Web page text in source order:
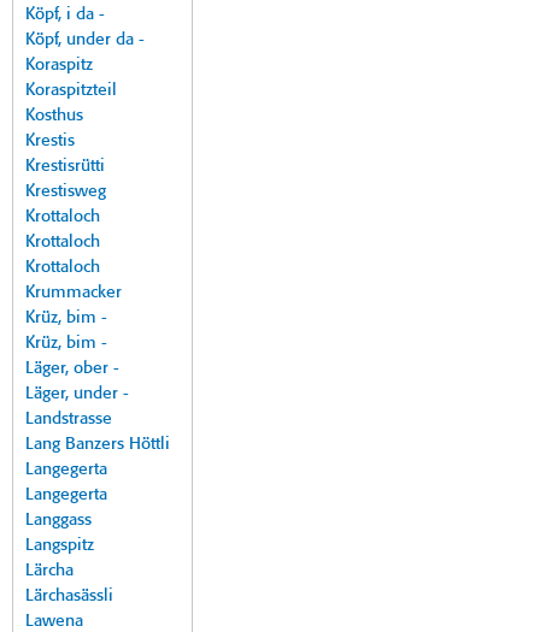
Köpf, i da -
Köpf, under da -
Koraspitz
Koraspitzteil
Kosthus
Krestis
Krestisrütti
Krestisweg
Krottaloch
Krottaloch
Krottaloch
Krummacker
Krüz, bim -
Krüz, bim -
Läger, ober -
Läger, under -
Landstrasse
Lang Banzers Höttli
Langegerta
Langegerta
Langgass
Langspitz
Lärcha
Lärchasässli
Lawena